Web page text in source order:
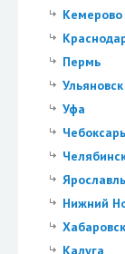
Кемерово
Пермь
Ульяновск
Уфа
Ярославль
Нижний
Хабаровск
Калуга